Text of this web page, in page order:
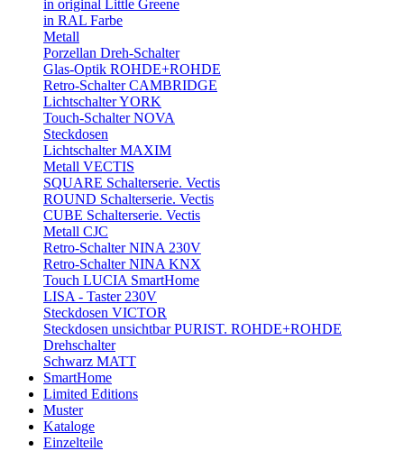
in original Little Greene
in RAL Farbe
Metall
Porzellan Dreh-Schalter
Glas-Optik ROHDE+ROHDE
Retro-Schalter CAMBRIDGE
Lichtschalter YORK
Touch-Schalter NOVA
Steckdosen
Lichtschalter MAXIM
Metall VECTIS
SQUARE Schalterserie. Vectis
ROUND Schalterserie. Vectis
CUBE Schalterserie. Vectis
Metall CJC
Retro-Schalter NINA 230V
Retro-Schalter NINA KNX
Touch LUCIA SmartHome
LISA - Taster 230V
Steckdosen VICTOR
Steckdosen unsichtbar PURIST. ROHDE+ROHDE
Drehschalter
Schwarz MATT
SmartHome
Limited Editions
Muster
Kataloge
Einzelteile